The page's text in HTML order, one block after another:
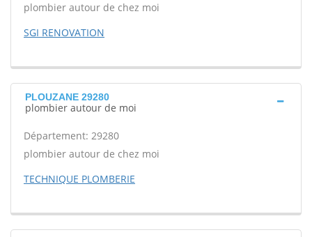
plombier autour de chez moi
SGI RENOVATION
PLOUZANE 29280
plombier autour de moi
Département: 29280
plombier autour de chez moi
TECHNIQUE PLOMBERIE